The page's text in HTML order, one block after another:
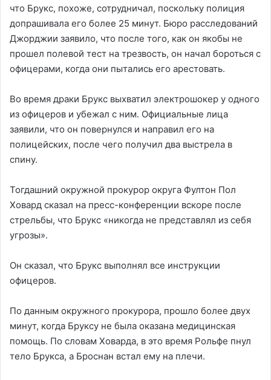
что Брукс, похоже, сотрудничал, поскольку полиция
допрашивала его более 25 минут. Бюро расследований
Джорджии заявило, что после того, как он якобы не
прошел полевой тест на трезвость, он начал бороться с
офицерами, когда они пытались его арестовать.
Во время драки Брукс выхватил электрошокер у одного
из офицеров и убежал с ним. Официальные лица
заявили, что он повернулся и направил его на
полицейских, после чего получил два выстрела в
спину.
Тогдашний окружной прокурор округа Фултон Пол
Ховард сказал на пресс-конференции вскоре после
стрельбы, что Брукс «никогда не представлял из себя
угрозы».
Он сказал, что Брукс выполнял все инструкции
офицеров.
По данным окружного прокурора, прошло более двух
минут, когда Бруксу не была оказана медицинская
помощь. По словам Ховарда, в это время Рольфе пнул
тело Брукса, а Броснан встал ему на плечи.